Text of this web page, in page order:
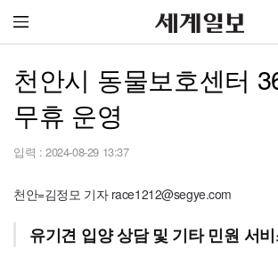
천안시 동물보호센터
무휴 운영
입력 : 2024-08-29 13:37
천안=김정모 기자 race1212@segye.com
유기견 입양 상담 및 기타 민원 서